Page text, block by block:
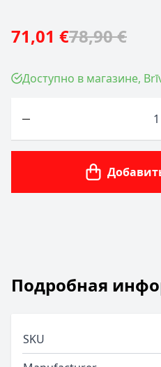
71,01 €78,90 €
Доступно в магазине,
Подробная
SKU